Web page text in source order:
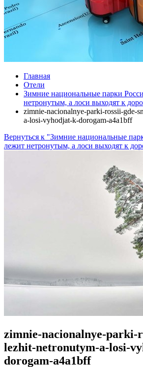
Главная
Отели
Зимние национальные парки
нетронутым, а лоси выходят к
zimnie-nacionalnye-parki-rossii-gde-
a-losi-vyhodjat-k-dorogam-a4a1bff
Вернуться к "Зимние национальные
лежит нетронутым, а лоси выходят к
zimnie-nacionalnye-parki-
lezhit-netronutym-a-losi-
dorogam-a4a1bff